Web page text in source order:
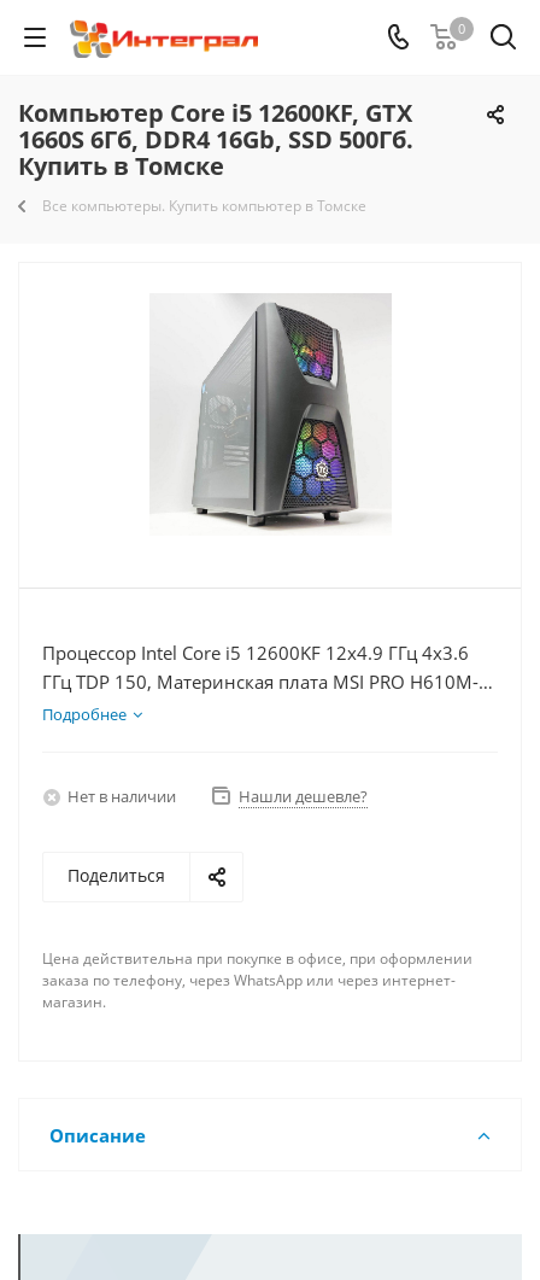
0
Компьютер Core i5 12600KF, GTX
1660S 6Гб, DDR4 16Gb, SSD 500Гб.
Купить в Томске
Все компьютеры. Купить компьютер в Томске
Процессор Intel Core i5 12600KF 12x4.9 ГГц 4x3.6
ГГц TDP 150, Материнская плата MSI PRO H610M-E,
Видеокарта GTX 1660S 6Гб, Память DDR4 16Gb,
Подробнее
Нет в наличии Нашли дешевле?
Поделиться
Цена действительна при покупке в офисе, при оформлении
заказа по телефону, через WhatsApp или через интернет-
магазин.
Описание